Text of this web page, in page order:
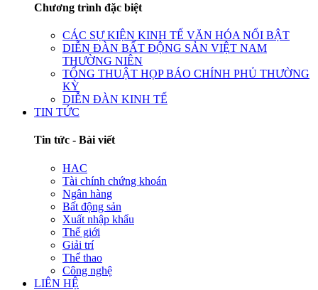
Chương trình đặc biệt
CÁC SỰ KIỆN KINH TẾ VĂN HÓA NỔI BẬT
DIỄN ĐÀN BẤT ĐỘNG SẢN VIỆT NAM
THƯỜNG NIÊN
TỔNG THUẬT HỌP BÁO CHÍNH PHỦ THƯỜNG
KỲ
DIỄN ĐÀN KINH TẾ
TIN TỨC
Tin tức - Bài viết
HAC
Tài chính chứng khoán
Ngân hàng
Bất động sản
Xuất nhập khẩu
Thế giới
Giải trí
Thể thao
Công nghệ
LIÊN HỆ